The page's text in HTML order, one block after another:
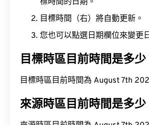
標時間的日期。
目標時間（右）將自動更新。
您也可以點選日期欄位來變更
目標時區目前時間是多少
目標時區目前時間為 August 7th
來源時區目前時間是多少